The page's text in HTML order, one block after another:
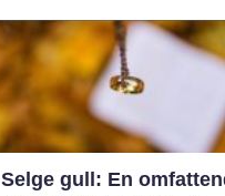
Selge gull: En